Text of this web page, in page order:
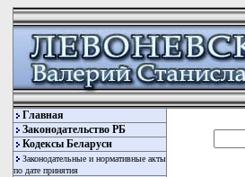
Главная
Законодательство РБ
Кодексы Беларуси
Законодательные и нормативные акты
по дате принятия